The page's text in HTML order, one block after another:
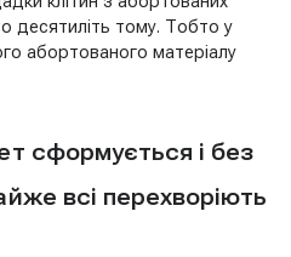
десятиліть тому. Тобто у
абортованого матеріалу
сформується і без
всі перехворіють